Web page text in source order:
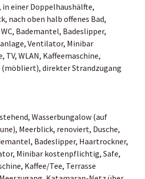
in einer Doppelhaushälfte,
nach oben halb offenes Bad,
Bademantel, Badeslipper,
Ventilator, Minibar
WLAN, Kaffeemaschine,
(möbliert), direkter Strandzugang
Wasserbungalow (auf
Meerblick, renoviert, Dusche,
Badeslipper, Haartrockner,
Minibar kostenpflichtig, Safe,
Kaffee/Tee, Terrasse